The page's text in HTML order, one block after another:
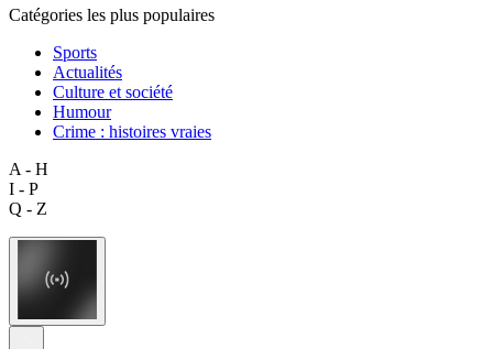
Catégories les plus populaires
Sports
Actualités
Culture et société
Humour
Crime : histoires vraies
A - H
I - P
Q - Z